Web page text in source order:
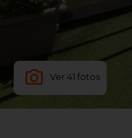
Ver 41 fotos